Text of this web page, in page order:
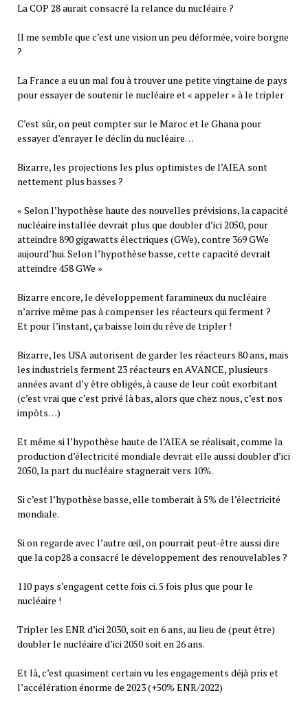
La COP 28 aurait consacré la relance du nucléaire ?
Il me semble que c’est une vision un peu déformée, voire borgne
?
La France a eu un mal fou à trouver une petite vingtaine de pays
pour essayer de soutenir le nucléaire et « appeler » à le tripler
C’est sûr, on peut compter sur le Maroc et le Ghana pour
essayer d’enrayer le déclin du nucléaire…
Bizarre, les projections les plus optimistes de l’AIEA sont
nettement plus basses ?
« Selon l’hypothèse haute des nouvelles prévisions, la capacité
nucléaire installée devrait plus que doubler d’ici 2050, pour
atteindre 890 gigawatts électriques (GWe), contre 369 GWe
aujourd’hui. Selon l’hypothèse basse, cette capacité devrait
atteindre 458 GWe »
Bizarre encore, le développement faramineux du nucléaire
n’arrive même pas à compenser les réacteurs qui ferment ?
Et pour l’instant, ça baisse loin du rêve de tripler !
Bizarre, les USA autorisent de garder les réacteurs 80 ans, mais
les industriels ferment 23 réacteurs en AVANCE, plusieurs
années avant d’y être obligés, à cause de leur coût exorbitant
(c’est vrai que c’est privé là bas, alors que chez nous, c’est nos
impôts…)
Et même si l’hypothèse haute de l’AIEA se réalisait, comme la
production d’électricité mondiale devrait elle aussi doubler d’ici
2050, la part du nucléaire stagnerait vers 10%.
Si c’est l’hypothèse basse, elle tomberait à 5% de l’électricité
mondiale.
Si on regarde avec l’autre œil, on pourrait peut-être aussi dire
que la cop28 a consacré le développement des renouvelables ?
110 pays s’engagent cette fois ci. 5 fois plus que pour le
nucléaire !
Tripler les ENR d’ici 2030, soit en 6 ans, au lieu de (peut être)
doubler le nucléaire d’ici 2050 soit en 26 ans.
Et là, c’est quasiment certain vu les engagements déjà pris et
l’accélération énorme de 2023 (+50% ENR/2022)